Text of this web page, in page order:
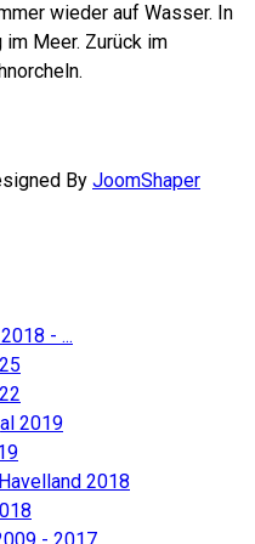
wieder auf Wasser. In
Meer. Zurück im
By JoomShaper
- ...
2019
2018